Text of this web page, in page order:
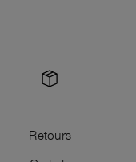
Retours